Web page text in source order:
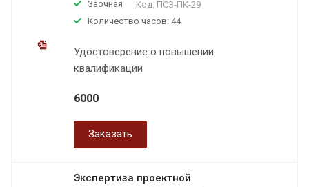
Заочная Код: ПСЗ-ПК-29
Количество часов: 44
Удостоверение о повышении
квалификации
6000
Заказать
Экспертиза проектной